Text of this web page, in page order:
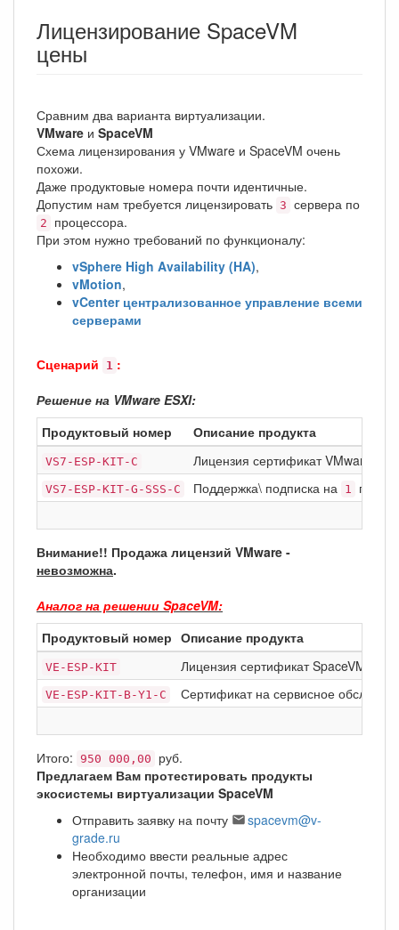
Лицензирование SpaceVM
цены
Сравним два варианта виртуализации.
VMware и SpaceVM
Схема лицензирования у VMware и SpaceVM очень
похожи.
Даже продуктовые номера почти идентичные.
Допустим нам требуется лицензировать 3 сервера по
2
процессора.
При этом нужно требований по функционалу:
vSphere High Availability (HA),
vMotion,
vCenter централизованное управление всеми
серверами
Сценарий 1 :
Решение на VMware ESXI:
Продуктовый номер
Описание продукта
VS7-ESP-KIT-C Лицензия сертификат VMware
VS7-ESP-KIT-G-SSS-C Поддержка\ подписка на 1 год
Внимание!! Продажа лицензий VMware -
невозможна.
Аналог на решении SpaceVM:
Продуктовый номер Описание продукта
VE-ESP-KIT Лицензия сертификат SpaceVM
VE-ESP-KIT-B-Y1-C Сертификат на сервисное
Итого: 950 000,00
руб.
Предлагаем Вам протестировать продукты
экосистемы виртуализации SpaceVM
Отправить заявку на почту
spacevm@v-
grade.ru
Необходимо ввести реальные адрес
электронной почты, телефон, имя и название
организации